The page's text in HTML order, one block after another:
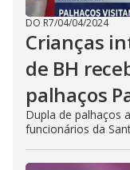
DO R7/04/04/2024
Crianças
de BH
palhaços
Dupla de palhaços
funcionários da